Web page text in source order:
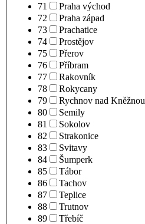
71
Praha východ
72
Praha západ
73
Prachatice
74
Prostějov
75
Přerov
76
Příbram
77
Rakovník
78
Rokycany
79
Rychnov nad Kněžnou
80
Semily
81
Sokolov
82
Strakonice
83
Svitavy
84
Šumperk
85
Tábor
86
Tachov
87
Teplice
88
Trutnov
89
Třebíč